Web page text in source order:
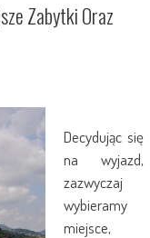
Zabytki Oraz
Decydując się
na wyjazd,
zazwyczaj
wybieramy
miejsce,